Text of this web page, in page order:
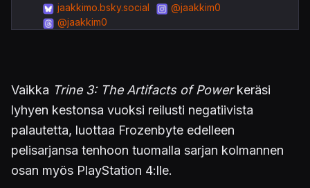
jaakkimo.bsky.social
@jaakkim0
@jaakkim0
Vaikka Trine 3: The Artifacts of Powerkeräsi
lyhyen kestonsa vuoksi reilusti negatiivista
palautetta, luottaa Frozenbyte edelleen
pelisarjansa tenhoon tuomalla sarjan kolmannen
osan myös PlayStation 4:lle.